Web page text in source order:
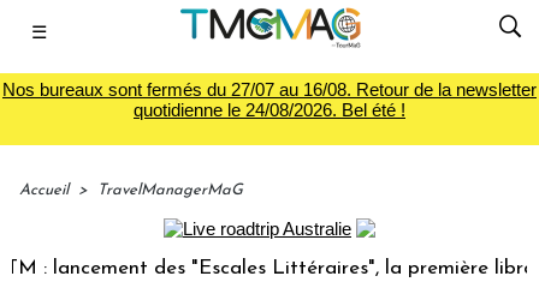
☰
Nos bureaux sont fermés du 27/07 au 16/08. Retour de la newsletter
quotidienne le 24/08/2026. Bel été !
Accueil > TravelManagerMaG
lancement des "Escales Littéraires", la première librairie